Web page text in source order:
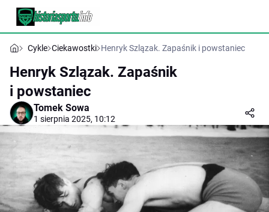
Cykle Ciekawostki Henryk Szlązak. Zapaśnik i powstaniec
Henryk Szlązak. Zapaśnik
i powstaniec
Tomek Sowa
1 sierpnia 2025, 10:12